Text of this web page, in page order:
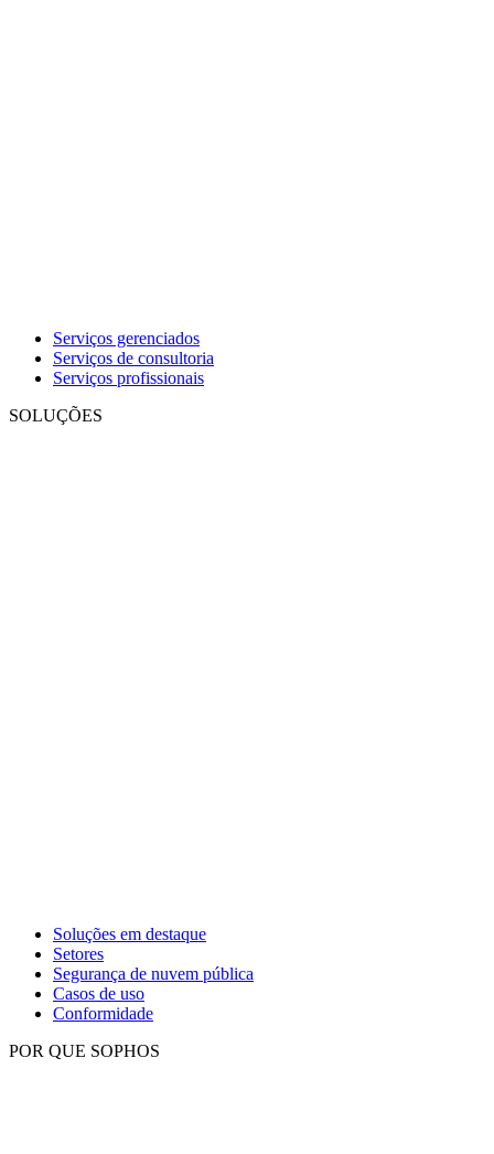
Serviços gerenciados
Serviços de consultoria
Serviços profissionais
SOLUÇÕES
Soluções em destaque
Setores
Segurança de nuvem pública
Casos de uso
Conformidade
POR QUE SOPHOS